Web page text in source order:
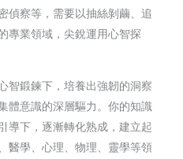
偵察等，需要以抽絲剝繭、追
專業領域，尖銳運用心智探
智鍛鍊下，培養出強韌的洞察
體意識的深層驅力。你的知識
導下，逐漸轉化熟成，建立起
醫學、心理、物理、靈學等領